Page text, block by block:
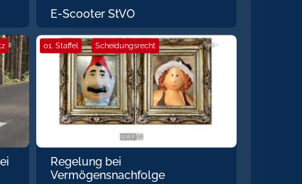
E-Scooter StVO
01. Staffel · Scheidungsrecht
Regelung bei
Vermögensnachfolge